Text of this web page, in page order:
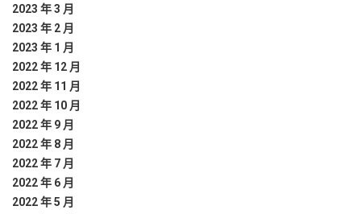
2023 年 3 月
2023 年 2 月
2023 年 1 月
2022 年 12 月
2022 年 11 月
2022 年 10 月
2022 年 9 月
2022 年 8 月
2022 年 7 月
2022 年 6 月
2022 年 5 月